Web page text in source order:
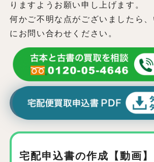
りますようお願い申し上げます。
何かご不明な点がございましたら
にお問い合わせください。
宅配申込書の作成【動画】